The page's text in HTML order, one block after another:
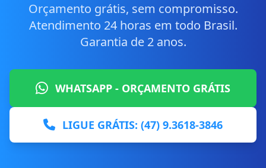
Orçamento grátis, sem compromisso.
Atendimento 24 horas em todo Brasil.
Garantia de 2 anos.
WHATSAPP - ORÇAMENTO GRÁTIS
LIGUE GRÁTIS: (47) 9.3618-3846